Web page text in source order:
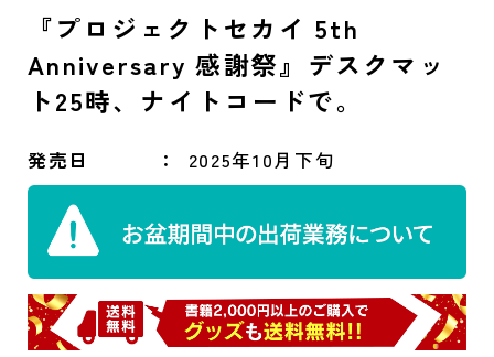
『プロジェクトセカイ 5th
Anniversary 感謝祭』デスクマッ
ト25時、ナイトコードで。
発売日 2025年10月下旬